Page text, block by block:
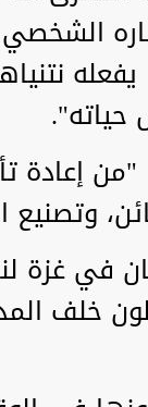
حياته".
إعادة
وتصنيع
غزة
خلف